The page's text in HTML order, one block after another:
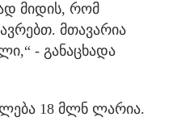
მიდის, რომ
მთავარია
- განაცხადა
18 მლნ ლარია.